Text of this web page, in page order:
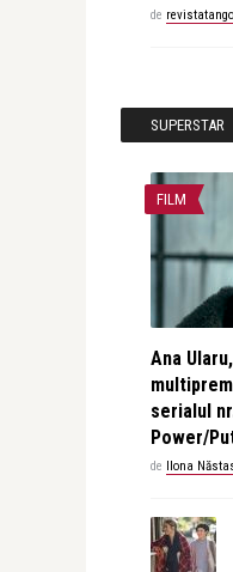
de revistatango
SUPERSTAR
FILM
Ana
serialul
Power/
de Ilona